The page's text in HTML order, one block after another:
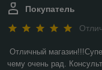
Покупатель
Отличный
чему очень рад.